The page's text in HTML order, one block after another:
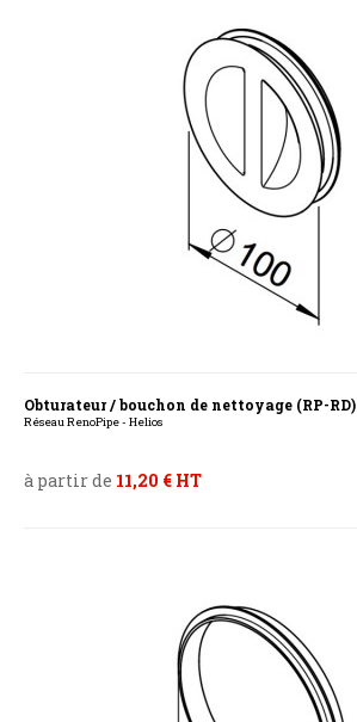
Obturateur / bouchon de nettoyage (RP-RD)
Réseau RenoPipe - Helios
à partir de 11,20 € HT